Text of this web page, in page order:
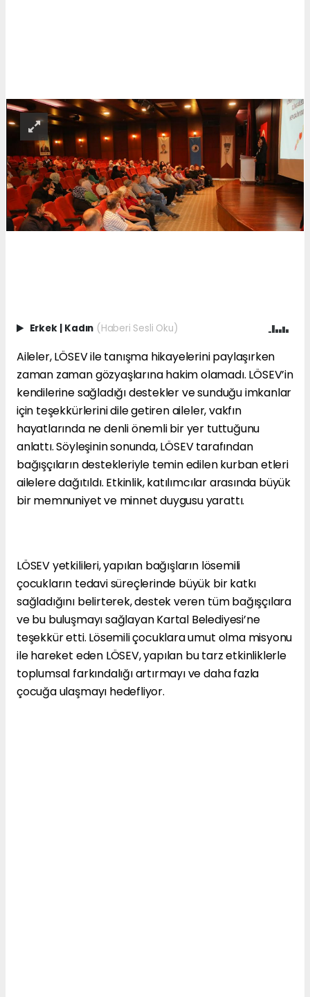
Erkek Kadın (Haberi Sesli Oku)
Aileler, LÖSEV ile tanışma hikayelerini paylaşırken
zaman zaman gözyaşlarına hakim olamadı. LÖSEV’in
kendilerine sağladığı destekler ve sunduğu imkanlar
için teşekkürlerini dile getiren aileler, vakfın
hayatlarında ne denli önemli bir yer tuttuğunu
anlattı. Söyleşinin sonunda, LÖSEV tarafından
bağışçıların destekleriyle temin edilen kurban etleri
ailelere dağıtıldı. Etkinlik, katılımcılar arasında büyük
bir memnuniyet ve minnet duygusu yarattı.
LÖSEV yetkilileri, yapılan bağışların lösemili
çocukların tedavi süreçlerinde büyük bir katkı
sağladığını belirterek, destek veren tüm bağışçılara
ve bu buluşmayı sağlayan Kartal Belediyesi’ne
teşekkür etti. Lösemili çocuklara umut olma misyonu
ile hareket eden LÖSEV, yapılan bu tarz etkinliklerle
toplumsal farkındalığı artırmayı ve daha fazla
çocuğa ulaşmayı hedefliyor.